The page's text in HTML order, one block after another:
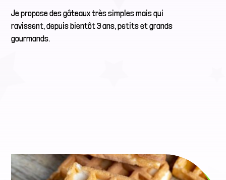
Je propose des gâteaux très simples mais qui
ravissent, depuis bientôt 3 ans, petits et grands
gourmands.